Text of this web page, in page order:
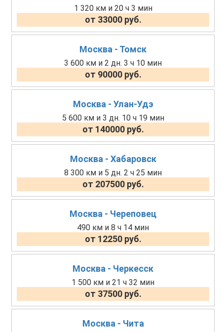
1 320 км и 20 ч 3 мин
от 33000 руб.
Москва - Томск
3 600 км и 2 дн. 3 ч 10 мин
от 90000 руб.
Москва - Улан-Удэ
5 600 км и 3 дн. 10 ч 19 мин
от 140000 руб.
Москва - Хабаровск
8 300 км и 5 дн. 2 ч 25 мин
от 207500 руб.
Москва - Череповец
490 км и 8 ч 14 мин
от 12250 руб.
Москва - Черкесск
1 500 км и 21 ч 32 мин
от 37500 руб.
Москва - Чита